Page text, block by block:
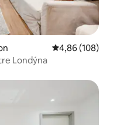
Priemerné
4,86 (108)
Londýna